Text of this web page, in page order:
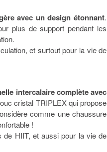
avec un design étonnant.
plus de support pendant les
et surtout pour la vie de
intercalaire complète avec
cristal TRIPLEX qui propose
comme une chaussure
!
de HIIT, et aussi pour la vie de